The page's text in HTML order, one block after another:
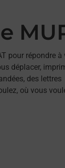
pour répondre à
déplacer,
des lettres
où vous